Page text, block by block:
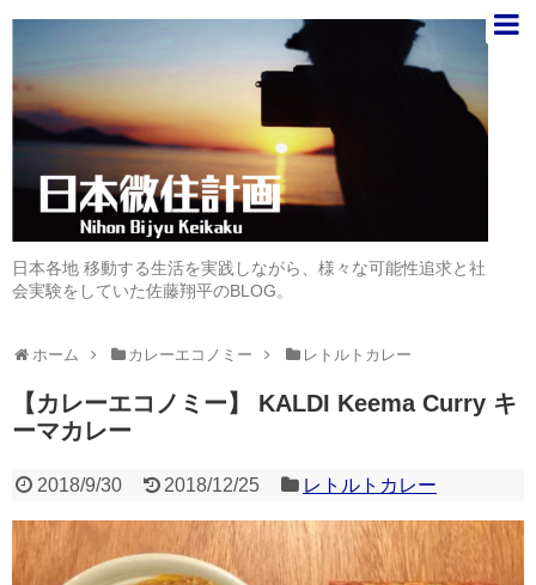
日本各地 移動する生活を実践しながら、様々な可能性追求と社
会実験をしていた佐藤翔平のBLOG。
ホーム カレーエコノミー レトルトカレー
【カレーエコノミー】 KALDI Keema Curry キ
ーマカレー
2018/9/30 2018/12/25 レトルトカレー